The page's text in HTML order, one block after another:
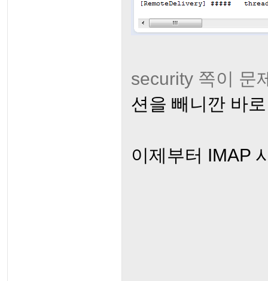
security 쪽이 문
션을 빼니깐 바
이제부터 IMAP